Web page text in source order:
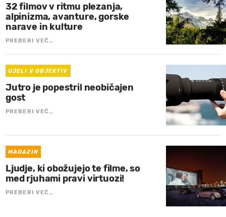
32 filmov v ritmu plezanja,
alpinizma, avanture, gorske
narave in kulture
PREBERI VEČ…
UJELI V OBJEKTIV
Jutro je popestril neobičajen
gost
PREBERI VEČ…
MAGAZIN
Ljudje, ki obožujejo te filme, so
med rjuhami pravi virtuozi!
PREBERI VEČ…